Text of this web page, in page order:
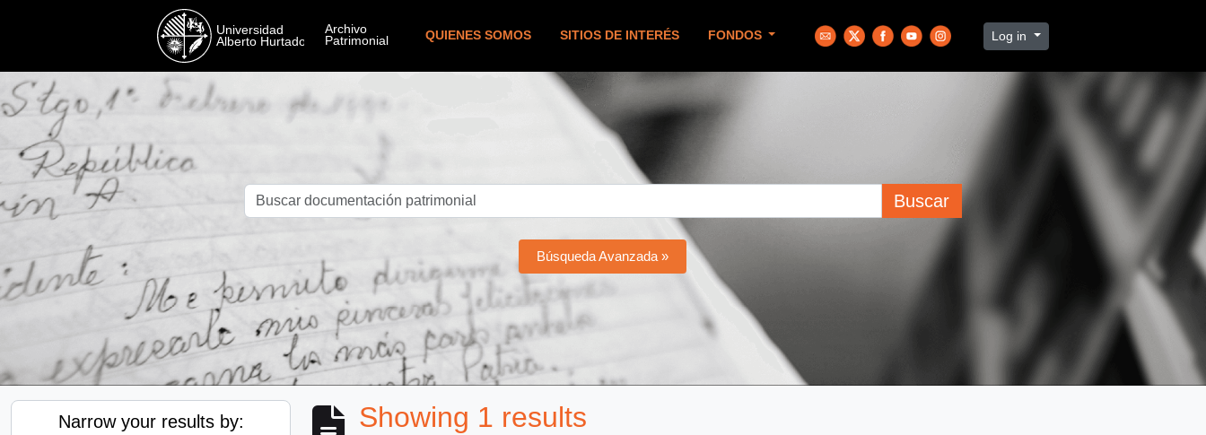
QUIENES SOMOS SITIOS DE INTERÉS FONDOS Log in
Buscar
Búsqueda Avanzada »
Narrow your results by: Showing 1 results